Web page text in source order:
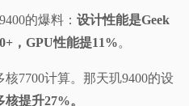
的爆料：设计性能是Geek
，GPU性能提11%。
7700计算。那天玑9400的设
提升27%。